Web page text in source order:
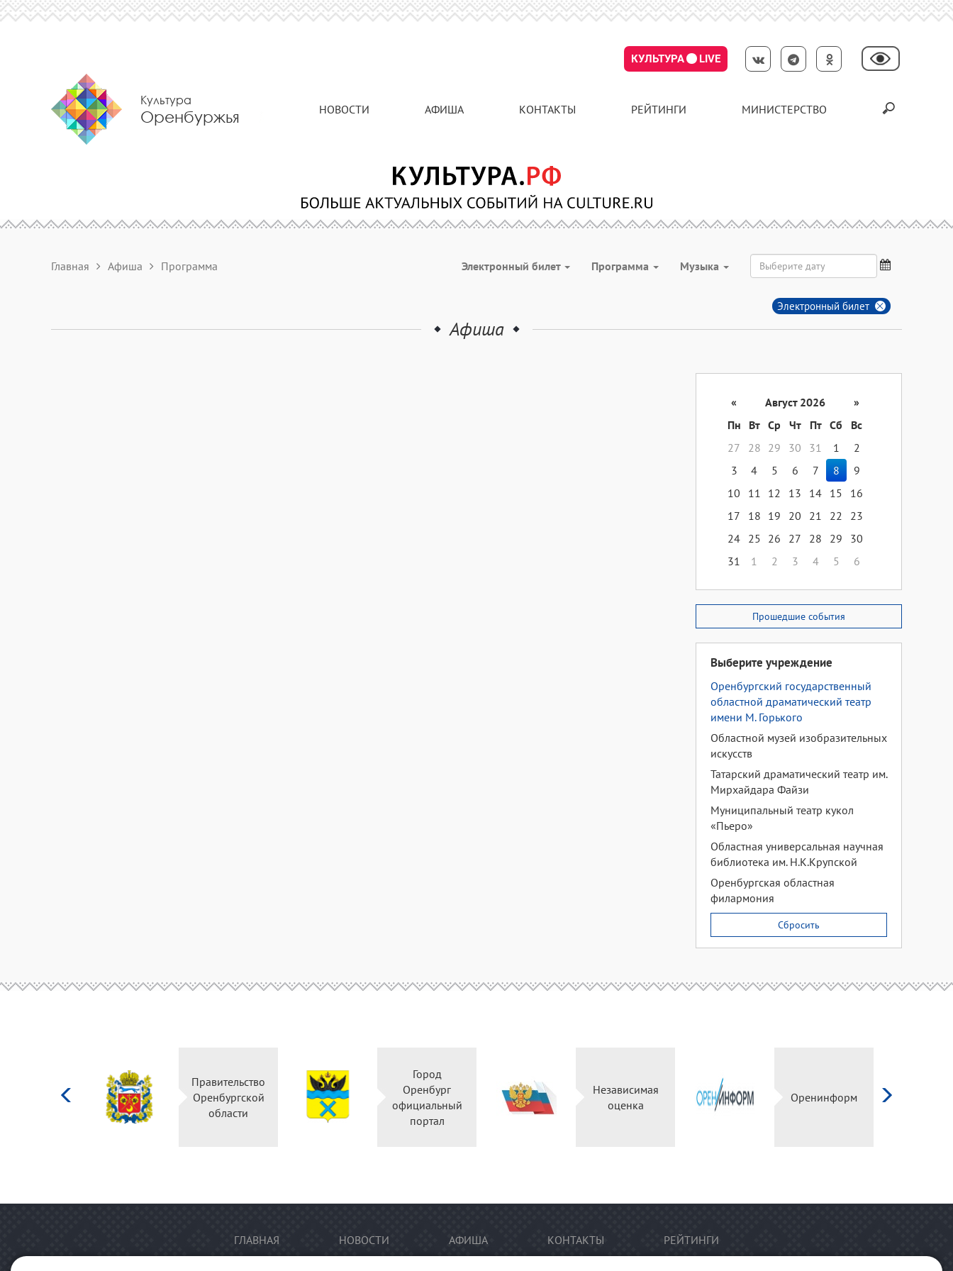
КУЛЬТУРА LIVE
Культура
Оренбуржья НОВОСТИ АФИША КОНТАКТЫ РЕЙТИНГИ МИНИСТЕРСТВО
Главная Афиша Программа Электронный билет Программа Музыка
Электронный билет
Афиша
« Август 2026
»
Пн
Вт Ср Чт Пт Сб
Вс
27
28 29 30 31 1
2
3
4 5 6 7 8
9
10
11 12 13 14 15
16
17
18 19 20 21 22
23
24 25 26 27 28 29
30
31
1 2 3 4 5 6
Прошедшие события
Выберите учреждение
Оренбургский государственный
областной драматический театр
имени М. Горького
Областной музей изобразительных
искусств
Татарский драматический театр им.
Мирхайдара Файзи
Муниципальный театр кукол
«Пьеро»
Областная универсальная научная
библиотека им. Н.К.Крупской
Оренбургская областная
филармония
Сбросить
Правительство
Оренбургской
области
Город
Оренбург
официальный
портал
Независимая
оценка
Оренинформ
ГЛАВНАЯ НОВОСТИ АФИША КОНТАКТЫ РЕЙТИНГИ